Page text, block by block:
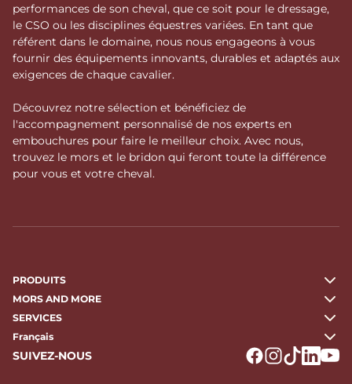
performances de son cheval, que ce soit pour le dressage,
le CSO ou les disciplines équestres variées. En tant que
référent dans le domaine, nous nous engageons à vous
fournir des équipements innovants, durables et adaptés aux
exigences de chaque cavalier.
Découvrez notre sélection et bénéficiez de
l'accompagnement personnalisé de nos experts en
embouchures pour faire le meilleur choix. Avec nous,
trouvez le mors et le bridon qui feront toute la différence
pour vous et votre cheval.
PRODUITS
MORS AND MORE
SERVICES
Français
SUIVEZ-NOUS